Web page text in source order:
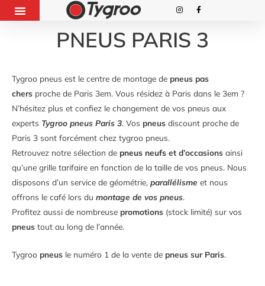
PNEUS PARIS 3
Tygroo pneus est le centre de montage de pneus pas
chers proche de Paris 3em. Vous résidez à Paris dans le 3em ?
N’hésitez plus et confiez le changement de vos pneus aux
experts Tygroo pneus Paris 3. Vos pneus discount proche de
Paris 3 sont forcément chez tygroo pneus.
Retrouvez notre sélection de pneus neufs et d’occasions ainsi
qu’une grille tarifaire en fonction de la taille de vos pneus. Nous
disposons d’un service de géométrie, parallélisme et nous
offrons le café lors du montage de vos pneus.
Profitez aussi de nombreuse promotions (stock limité) sur vos
pneus tout au long de l’année.
Tygroo pneus le numéro 1 de la vente de pneus sur Paris.